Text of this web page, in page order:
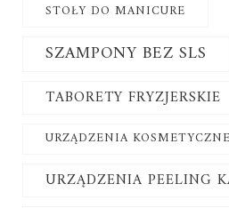
STOŁY DO MANICURE
SZAMPONY BEZ SLS
TABORETY FRYZJERSKIE
URZĄDZENIA KOSMETYCZNE
URZĄDZENIA PEELING